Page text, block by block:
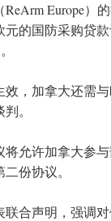
Europe）
的国防采购贷
，加拿大还需
。
允许加拿大参
份协议。
合声明，强调